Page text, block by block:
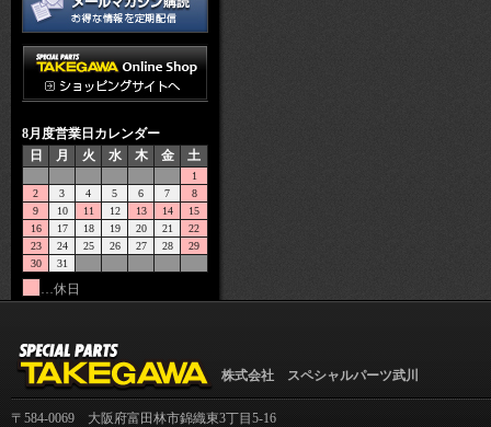
8月度営業日カレンダー
日
月 火 水 木 金 土
1
2
3 4 5 6 7
8
9
10 11 12 13 14
15
16
17 18 19 20 21
22
23
24 25 26 27 28
29
30
31
…休日
株式会社 スペシャルパーツ武川
〒584-0069 大阪府富田林市錦織東3丁目5-16